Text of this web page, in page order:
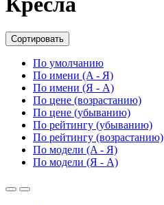
Сортировать
По умолчанию
По имени (A - Я)
По имени (Я - A)
По цене (возрастанию)
По цене (убыванию)
По рейтингу (убыванию)
По рейтингу (возрастанию)
По модели (A - Я)
По модели (Я - A)